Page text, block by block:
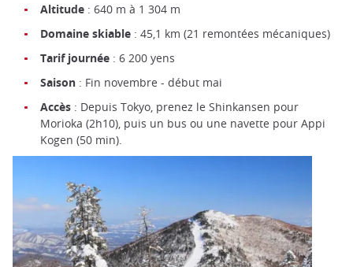
Altitude : 640 m à 1 304 m
Domaine skiable : 45,1 km (21 remontées mécaniques)
Tarif journée : 6 200 yens
Saison : Fin novembre - début mai
Accès : Depuis Tokyo, prenez le Shinkansen pour
Morioka (2h10), puis un bus ou une navette pour Appi
Kogen (50 min).